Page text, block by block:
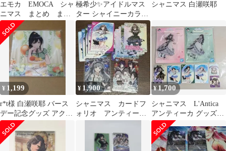
エモカ EMOCA シャ
ニマス まとめ まと
め売り サイン スペ
シャル
極希少✨アイドルマス
ター シャイニーカラー
ズ フルグラフィックT
シャツ 公式
シャニマス 白瀬咲耶
¥ 1,199
r*t様 白瀬咲耶 バース
デー記念グッズ アクリ
ルパネル シャイニーカ
ラーズ
¥ 1,900
シャニマス カードフ
ォリオ アンティーカ
¥1,700
シャニマス L'Antica
アンティーカ グッズま
とめ売り